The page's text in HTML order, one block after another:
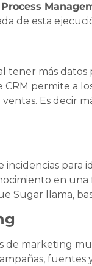
Process
de esta
tener más
permite a
Es decir
para
en
Sugar llama,
marketing
fuentes